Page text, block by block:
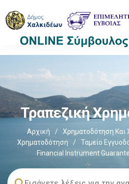
Τραπεζική
Αρχική / Χρηματοδότηση Και
Χρηματοδότηση
/
Ταμείο
Financial Instrument